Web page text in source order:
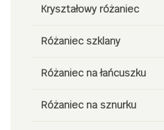
Kryształowy różaniec
Różaniec szklany
Różaniec na łańcuszku
Różaniec na sznurku